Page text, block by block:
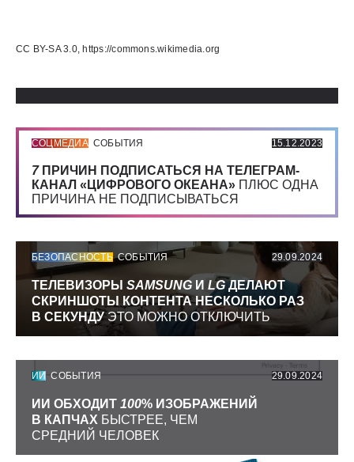
Использованные источники:
CC BY-SA 3.0, https://commons.wikimedia.org
СОЦМЕДИА СОБЫТИЯ 15.12.2023
7 ПРИЧИН ПОДПИСАТЬСЯ НА ТЕЛЕГРАМ-
КАНАЛ «ЦИФРОВОГО ОКЕАНА» ПЛЮС ОДНА
ПРИЧИНА НЕ ПОДПИСЫВАТЬСЯ
БЕЗОПАСНОСТЬ СОБЫТИЯ 29.09.2024
ТЕЛЕВИЗОРЫ SAMSUNG И LGДЕЛАЮТ
СКРИНШОТЫ КОНТЕНТА НЕСКОЛЬКО РАЗ
В СЕКУНДУЭТО МОЖНО ОТКЛЮЧИТЬ
ИИ СОБЫТИЯ 29.09.2024
ИИ ОБХОДИТ 100% ИЗОБРАЖЕНИЙ
В КАПЧАХ БЫСТРЕЕ, ЧЕМ
СРЕДНИЙ ЧЕЛОВЕК